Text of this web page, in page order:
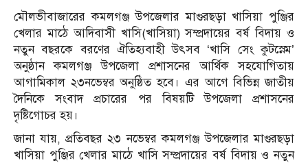
মৌলভীবাজারের কমলগঞ্জ উপজেলার মাগুরছড়া খাসিয়া পুঞ্জির
খেলার মাঠে আদিবাসী খাসি(খাসিয়া) সম্প্রদায়ের বর্ষ বিদায় ও
নতুন বছরকে বরণের ঐতিহ্যবাহী উৎসব ‘খাসি সেং কুটস্নেম’
অনুষ্ঠান কমলগঞ্জ উপজেলা প্রশাসনের আর্থিক সহযোগিতায়
আগামিকাল ২৩নভেম্বর অনুষ্ঠিত হবে। এর আগে বিভিন্ন জাতীয়
দৈনিকে সংবাদ প্রচারের পর বিষয়টি উপজেলা প্রশাসনের
দৃষ্টিগোচর হয়।
জানা যায়, প্রতিবছর ২৩ নভেম্বর কমলগঞ্জ উপজেলার মাগুরছড়া
খাসিয়া পুঞ্জির খেলার মাঠে খাসি সম্প্রদায়ের বর্ষ বিদায় ও নতুন